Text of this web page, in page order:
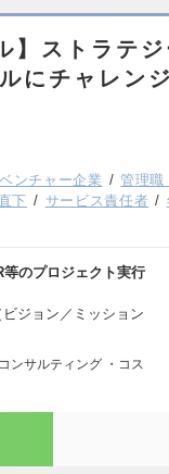
】ストラテ
にチャレンジ
ベンチャー企業 管理職
下 サービス責任者
のプロジェクト実行
ジョン／ミッション
ンサルティング ・コス